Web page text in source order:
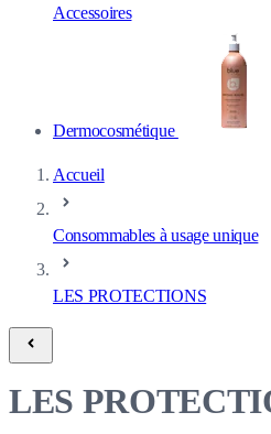
Accessoires
Dermocosmétique
Accueil
Consommables à usage unique
LES PROTECTIONS
LES